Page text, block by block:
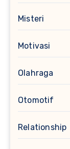
Misteri
Motivasi
Olahraga
Otomotif
Relationship